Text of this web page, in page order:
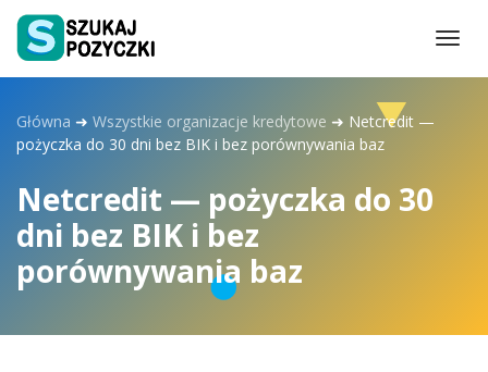
Główna ➜ Wszystkie organizacje kredytowe ➜ Netcredit —
pożyczka do 30 dni bez BIK i bez porównywania baz
Netcredit — pożyczka do 30
dni bez BIK i bez
porównywania baz